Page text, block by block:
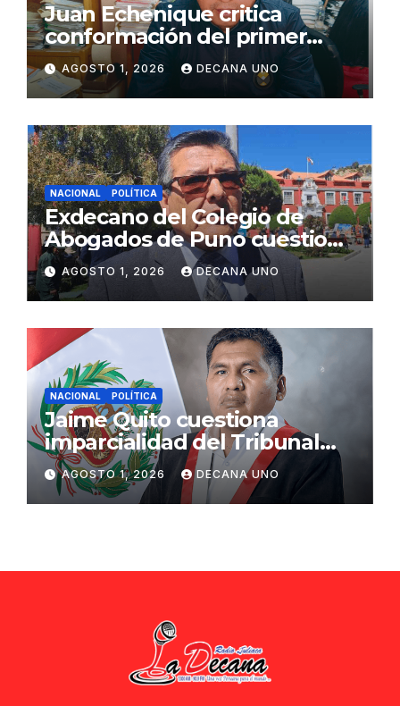
Juan Echenique critica
conformación del primer
gabinete ministerial de Keiko
Fujimori
AGOSTO 1, 2026 DECANA UNO
NACIONAL POLÍTICA
Exdecano del Colegio de
Abogados de Puno cuestiona
propuestas sobre seguridad
ciudadana
AGOSTO 1, 2026 DECANA UNO
NACIONAL POLÍTICA
Jaime Quito cuestiona
imparcialidad del Tribunal
Constitucional tras liberación
de Ollanta Humala
AGOSTO 1, 2026 DECANA UNO